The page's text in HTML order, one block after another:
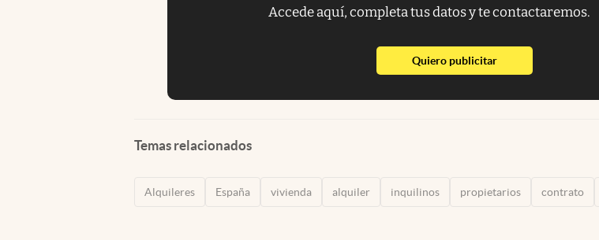
Accede aquí, completa tus datos y te contactaremos.
Quiero publicitarabre en nueva pestaña
Temas relacionados
Alquileres España vivienda alquiler inquilinos propietarios contrato